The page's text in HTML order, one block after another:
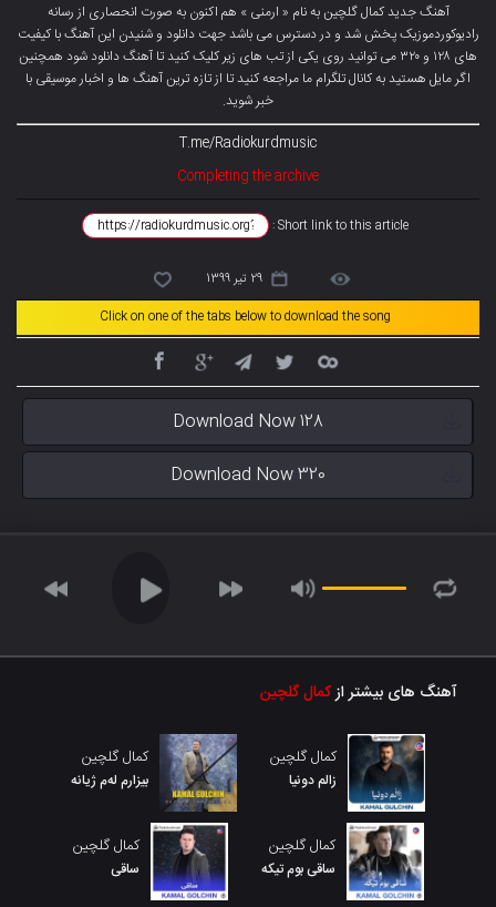
آهنگ جدید کمال گلچین به نام « ارمنی » هم اکنون به صورت انحصاری از رسانه
رادیوکوردموزیک پخش شد و در دسترس می باشد جهت دانلود و شنیدن این آهنگ با کیفیت
های ۱۲۸ و ۳۲۰ می توانید روی یکی از تب های زیر کلیک کنید تا آهنگ دانلود شود همچنین
اگر مایل هستید به کانال تلگرام ما مراجعه کنید تا از تازه ترین آهنگ ها و اخبار موسیقی با
خبر شوید.
T.me/Radiokurdmusic
Completing the archive
Short link to this article :
29 تیر 1399
Click on one of the tabs below to download the song
Download Now 128
Download Now 320
آهنگ های بیشتر ازکمال گلچین
کمال گلچین
زالم دونیا
کمال گلچین
بیزارم لەم ژیانه
کمال گلچین
ساقی بوم تیکه
کمال گلچین
ساقی